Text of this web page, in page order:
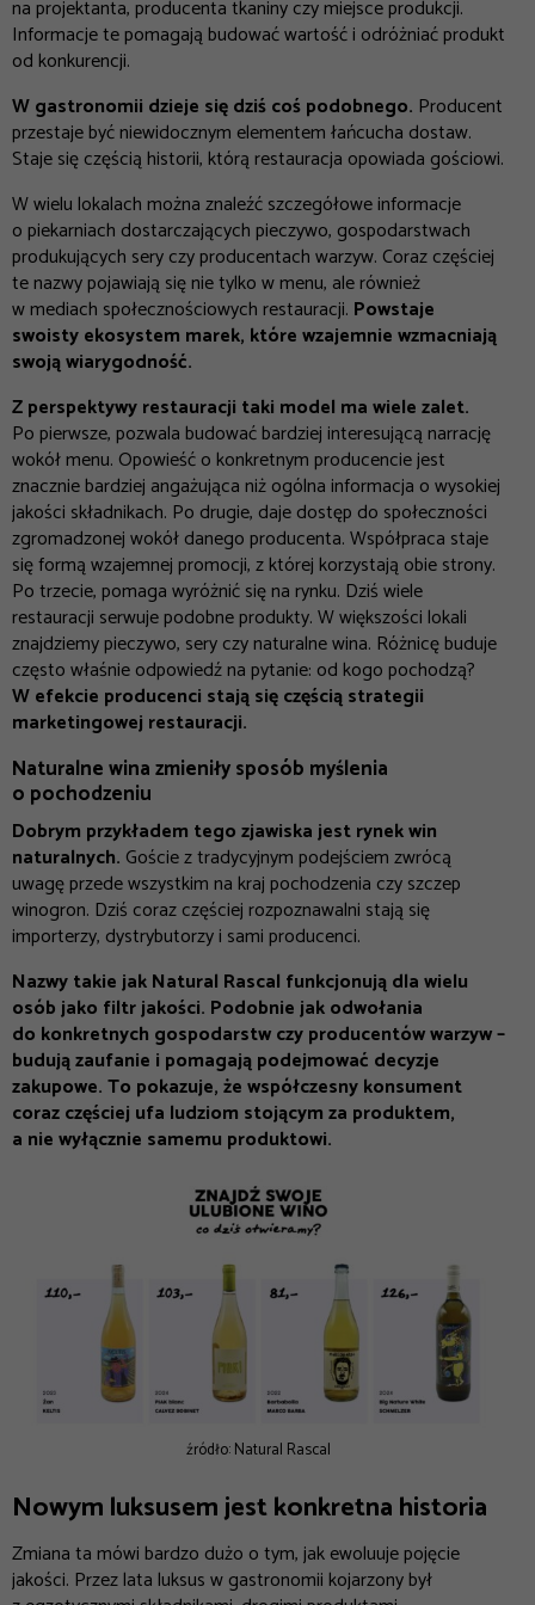
na projektanta, producenta tkaniny czy miejsce produkcji.
Informacje te pomagają budować wartość i odróżniać produkt
od konkurencji.
W gastronomii dzieje się dziś coś podobnego. Producent
przestaje być niewidocznym elementem łańcucha dostaw.
Staje się częścią historii, którą restauracja opowiada gościowi.
W wielu lokalach można znaleźć szczegółowe informacje
o piekarniach dostarczających pieczywo, gospodarstwach
produkujących sery czy producentach warzyw. Coraz częściej
te nazwy pojawiają się nie tylko w menu, ale również
w mediach społecznościowych restauracji. Powstaje
swoisty ekosystem marek, które wzajemnie wzmacniają
swoją wiarygodność.
Z perspektywy restauracji taki model ma wiele zalet.
Po pierwsze, pozwala budować bardziej interesującą narrację
wokół menu. Opowieść o konkretnym producencie jest
znacznie bardziej angażująca niż ogólna informacja o wysokiej
jakości składnikach. Po drugie, daje dostęp do społeczności
zgromadzonej wokół danego producenta. Współpraca staje
się formą wzajemnej promocji, z której korzystają obie strony.
Po trzecie, pomaga wyróżnić się na rynku. Dziś wiele
restauracji serwuje podobne produkty. W większości lokali
znajdziemy pieczywo, sery czy naturalne wina. Różnicę buduje
często właśnie odpowiedź na pytanie: od kogo pochodzą?
W efekcie producenci stają się częścią strategii
marketingowej restauracji.
Naturalne wina zmieniły sposób myślenia
o pochodzeniu
Dobrym przykładem tego zjawiska jest rynek win
naturalnych. Goście z tradycyjnym podejściem zwrócą
uwagę przede wszystkim na kraj pochodzenia czy szczep
winogron. Dziś coraz częściej rozpoznawalni stają się
importerzy, dystrybutorzy i sami producenci.
Nazwy takie jak Natural Rascal funkcjonują dla wielu
osób jako filtr jakości. Podobnie jak odwołania
do konkretnych gospodarstw czy producentów warzyw –
budują zaufanie i pomagają podejmować decyzje
zakupowe. To pokazuje, że współczesny konsument
coraz częściej ufa ludziom stojącym za produktem,
a nie wyłącznie samemu produktowi.
źródło: Natural Rascal
Nowym luksusem jest konkretna historia
Zmiana ta mówi bardzo dużo o tym, jak ewoluuje pojęcie
jakości. Przez lata luksus w gastronomii kojarzony był